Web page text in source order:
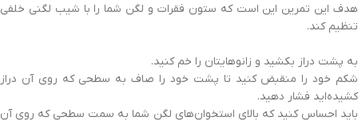
هدف این تمرین این است که ستون فقرات و لگن شما را با شیب لگنی خلفی
تنظیم کند.
به پشت دراز بکشید و زانوهایتان را خم کنید.
شکم خود را منقبض کنید تا پشت خود را صاف به سطحی که روی آن دراز
کشیده‌اید فشار دهید.
باید احساس کنید که بالای استخوان‌های لگن شما به سمت سطحی که روی آن